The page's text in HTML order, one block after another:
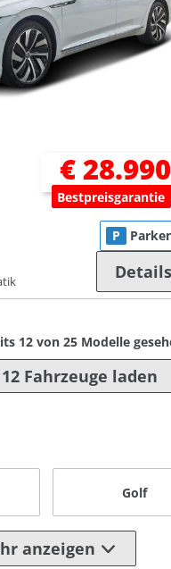
€ 28.990
Bestpreisgarantie
P
Details
12von 25Modelle
Fahrzeuge laden
Golf
anzeigen